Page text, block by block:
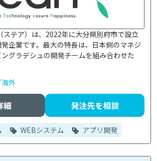
ステア）は、2022年に大分県別府市で設立
企業です。最大の特長は、日本側のマネジ
グラデシュの開発チームを組み合わせた
海外
細 発注先を相談
WEBシステム アプリ開発